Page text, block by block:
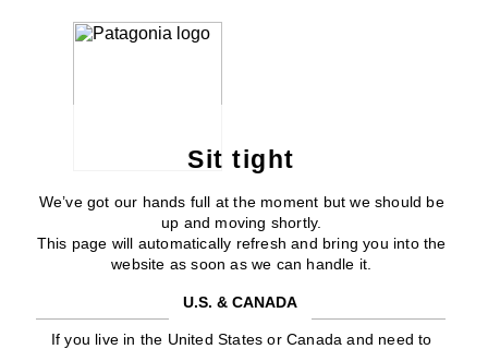
Sit tight
We’ve got our hands full at the moment but we should be
up and moving shortly.
This page will automatically refresh and bring you into the
website as soon as we can handle it.
U.S. & CANADA
If you live in the United States or Canada and need to